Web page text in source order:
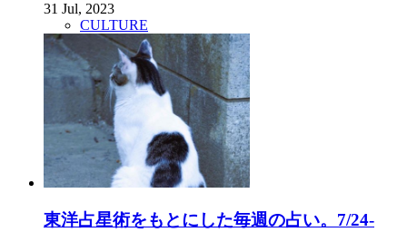
31 Jul, 2023
CULTURE
東洋占星術をもとにした毎週の占い。7/24-